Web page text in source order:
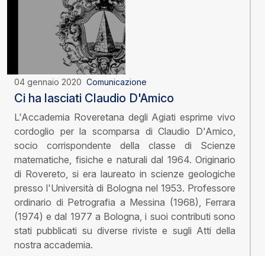
04 gennaio 2020 Comunicazione
Ci ha lasciati Claudio D'Amico
L'Accademia Roveretana degli Agiati esprime vivo
cordoglio per la scomparsa di Claudio D'Amico,
socio corrispondente della classe di Scienze
matematiche, fisiche e naturali dal 1964. Originario
di Rovereto, si era laureato in scienze geologiche
presso l'Università di Bologna nel 1953. Professore
ordinario di Petrografia a Messina (1968), Ferrara
(1974) e dal 1977 a Bologna, i suoi contributi sono
stati pubblicati su diverse riviste e sugli Atti della
nostra accademia.